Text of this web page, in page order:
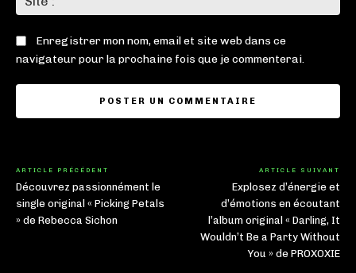
:
Enregistrer mon nom, email et site web dans ce
navigateur pour la prochaine fois que je commenterai.
ARTICLE PRÉCÉDENT
Découvrez passionnément le
single original « Picking Petals
» de Rebecca Sichon
ARTICLE SUIVANT
Explosez d’énergie et
d’émotions en écoutant
l’album original « Darling, It
Wouldn’t Be a Party Without
You » de PROXOXIE